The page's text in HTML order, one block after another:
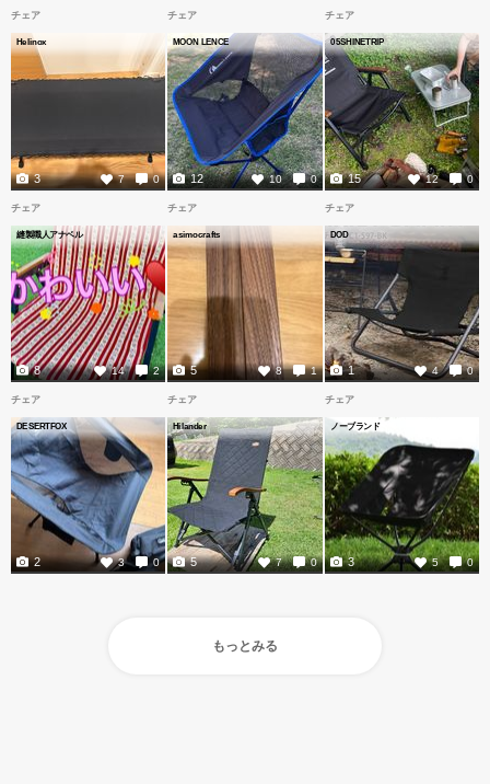
チェア
Helinox
7 0
3
チェア
MOON LENCE
10 0
12
チェア
05SHINETRIP
12 0
15
チェア
縫製職人アナベル
14 2
8
チェア
asimocrafts
8 1
5
チェア
DOD
4 0
1
チェア
DESERTFOX
3 0
2
チェア
Hilander
7 0
5
チェア
ノーブランド
5 0
3
もっとみる